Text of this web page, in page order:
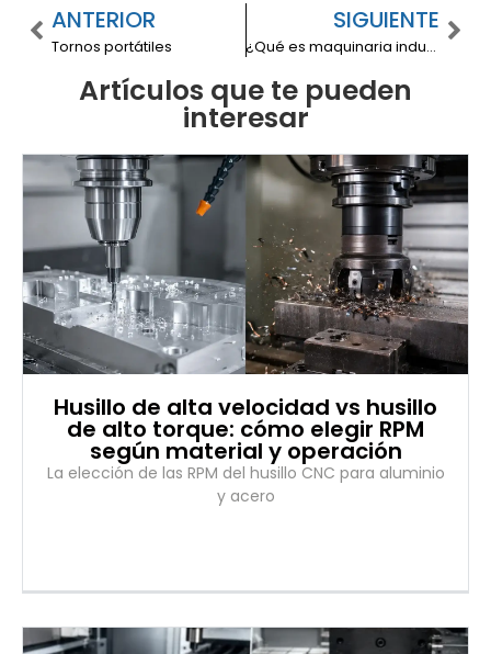
ANTERIOR
Tornos portátiles
SIGUIENTE
¿Qué es maquinaria industrial?
Artículos que te pueden
interesar
Husillo de alta velocidad vs husillo
de alto torque: cómo elegir RPM
según material y operación
La elección de las RPM del husillo CNC para aluminio
y acero